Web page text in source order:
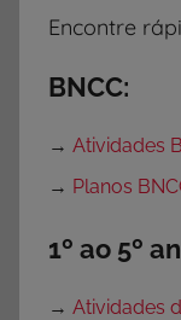
m
r
Encontre
BNCC:
→ Atividades
→ Planos
1º ao 5º
→ Atividades